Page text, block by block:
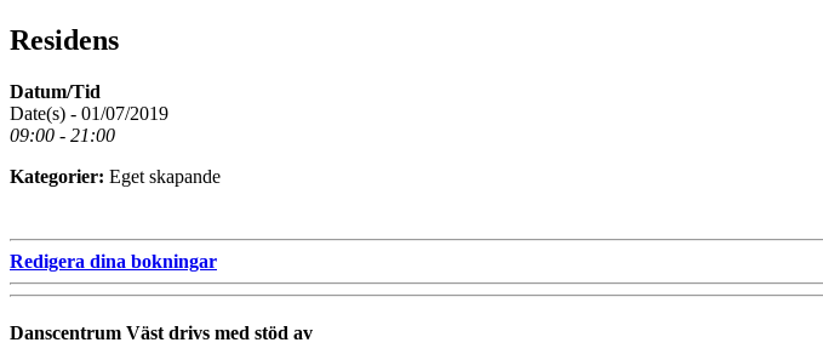
Residens
Datum/Tid
Date(s) - 01/07/2019
09:00 - 21:00
Kategorier: Eget skapande
Redigera dina bokningar
Danscentrum Väst drivs med stöd av